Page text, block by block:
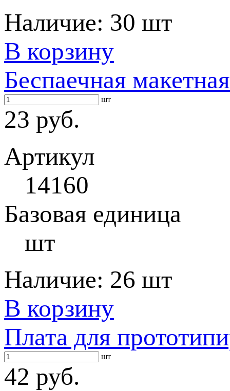
Наличие: 30 шт
В корзину
Беспаечная
шт
23 руб.
Артикул
14160
Базовая единица
шт
Наличие: 26 шт
В корзину
Плата для
шт
42 руб.